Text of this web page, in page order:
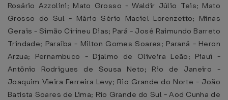
Rosário Azzolini; Mato Grosso - Waldir Júlio Teis; Mato
Grosso do Sul - Mário Sério Maciel Lorenzetto; Minas
Gerais - Simão Cirineu Dias; Pará - José Raimundo Barreto
Trindade; Paraíba - Milton Gomes Soares; Paraná - Heron
Arzua; Pernambuco - Djalmo de Oliveira Leão; Piauí -
Antônio Rodrigues de Sousa Neto; Rio de Janeiro -
Joaquim Vieira Ferreira Levy; Rio Grande do Norte - João
Batista Soares de Lima; Rio Grande do Sul - Aod Cunha de